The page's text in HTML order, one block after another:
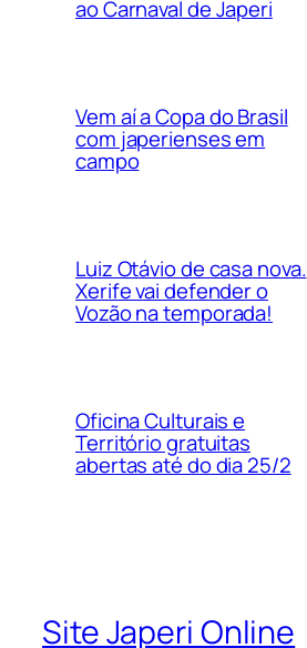
ao Carnaval de Japeri
Vem aí a Copa do Brasil
com japerienses em
campo
Luiz Otávio de casa nova.
Xerife vai defender o
Vozão na temporada!
Oficina Culturais e
Território gratuitas
abertas até do dia 25/2
Site Japeri Online